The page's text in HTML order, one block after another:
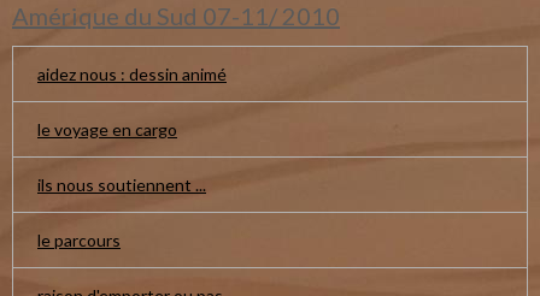
Amérique du Sud 07-11/ 2010
aidez nous : dessin animé
le voyage en cargo
ils nous soutiennent ...
le parcours